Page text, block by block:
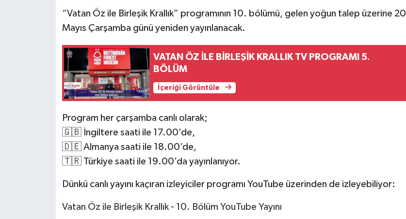
“Vatan Öz ile Birleşik Krallık” programının 10. bölümü, gelen yoğun talep üzerine 20
Mayıs Çarşamba günü yeniden yayınlanacak.
VATAN ÖZ İLE BİRLEŞİK KRALLIK TV PROGRAMI 5.
BÖLÜM
İçeriği Görüntüle
Program her çarşamba canlı olarak;
🇬🇧 İngiltere saati ile 17.00’de,
🇩🇪 Almanya saati ile 18.00’de,
🇹🇷 Türkiye saati ile 19.00’da yayınlanıyor.
Dünkü canlı yayını kaçıran izleyiciler programı YouTube üzerinden de izleyebiliyor:
Vatan Öz ile Birleşik Krallık - 10. Bölüm YouTube Yayını